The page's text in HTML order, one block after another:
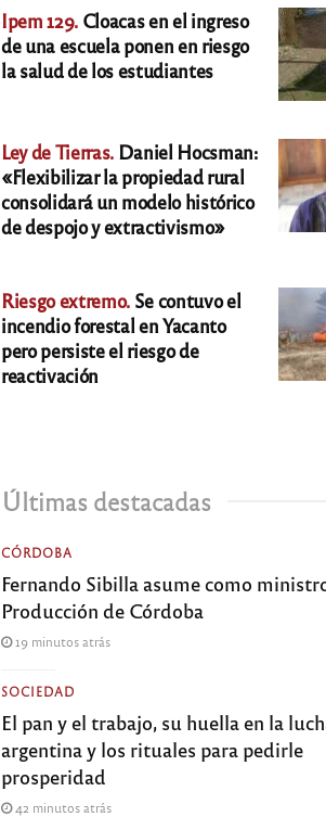
Ipem 129. Cloacas en el ingreso
de una escuela ponen en riesgo
la salud de los estudiantes
Ley de Tierras. Daniel Hocsman:
«Flexibilizar la propiedad rural
consolidará un modelo histórico
de despojo y extractivismo»
Riesgo extremo. Se contuvo el
incendio forestal en Yacanto
pero persiste el riesgo de
reactivación
Últimas destacadas
CÓRDOBA
Fernando Sibilla asume como
Producción de Córdoba
19 minutos atrás
SOCIEDAD
El pan y el trabajo, su huella en la
argentina y los rituales para pedirle
prosperidad
42 minutos atrás